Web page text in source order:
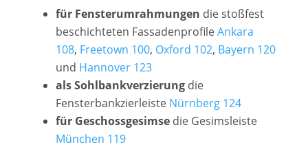
für Fensterumrahmungen die stoßfest
beschichteten FassadenprofileAnkara
108, Freetown 100, Oxford 102, Bayern 120
und Hannover 123
als Sohlbankverzierungdie
Fensterbankzierleiste Nürnberg 124
für Geschossgesimsedie Gesimsleiste
München 119